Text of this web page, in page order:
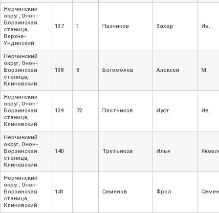
Нерчинский
округ, Онон-
Борзинская
станица,
Верхне-
Ундинский
137 1 Пазников Захар Ив.
Нерчинский
округ, Онон-
Борзинская
станица,
Клиновский
138 8 Богомолов Алексей М.
Нерчинский
округ, Онон-
Борзинская
станица,
Клиновский
139 72 Плотников Иуст. Ив.
Нерчинский
округ, Онон-
Борзинская
станица,
Клиновский
140 Третьяков Илья
Нерчинский
округ, Онон-
Борзинская
станица,
Клиновский
141 Семенов Фрол